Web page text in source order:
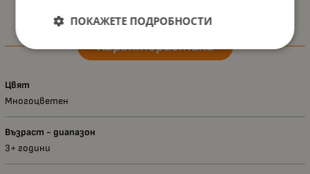
Характеристики
Цвят
Многоцветен
Възраст - диапазон
3+ години
ПОКАЖЕТЕ ПОДРОБНОСТИ